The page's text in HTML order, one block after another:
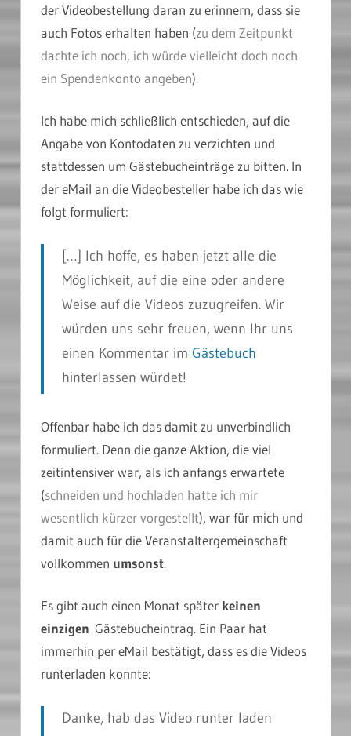
der Videobestellung daran zu erinnern, dass sie
auch Fotos erhalten haben (zu dem Zeitpunkt
dachte ich noch, ich würde vielleicht doch noch
ein Spendenkonto angeben).
Ich habe mich schließlich entschieden, auf die
Angabe von Kontodaten zu verzichten und
stattdessen um Gästebucheinträge zu bitten. In
der eMail an die Videobesteller habe ich das wie
folgt formuliert:
[…] Ich hoffe, es haben jetzt alle die
Möglichkeit, auf die eine oder andere
Weise auf die Videos zuzugreifen. Wir
würden uns sehr freuen, wenn Ihr uns
einen Kommentar im Gästebuch
hinterlassen würdet!
Offenbar habe ich das damit zu unverbindlich
formuliert. Denn die ganze Aktion, die viel
zeitintensiver war, als ich anfangs erwartete
(schneiden und hochladen hatte ich mir
wesentlich kürzer vorgestellt), war für mich und
damit auch für die Veranstaltergemeinschaft
vollkommen umsonst.
Es gibt auch einen Monat später keinen
einzigen Gästebucheintrag. Ein Paar hat
immerhin per eMail bestätigt, dass es die Videos
runterladen konnte:
Danke, hab das Video runter laden